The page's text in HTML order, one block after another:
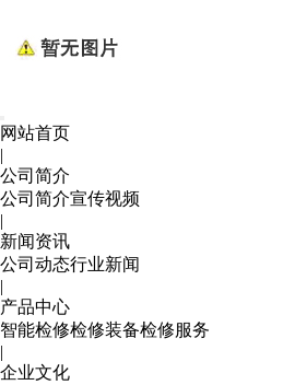
网站首页
|
公司简介
公司简介宣传视频
|
新闻资讯
公司动态行业新闻
|
产品中心
智能检修检修装备检修服务
|
企业文化